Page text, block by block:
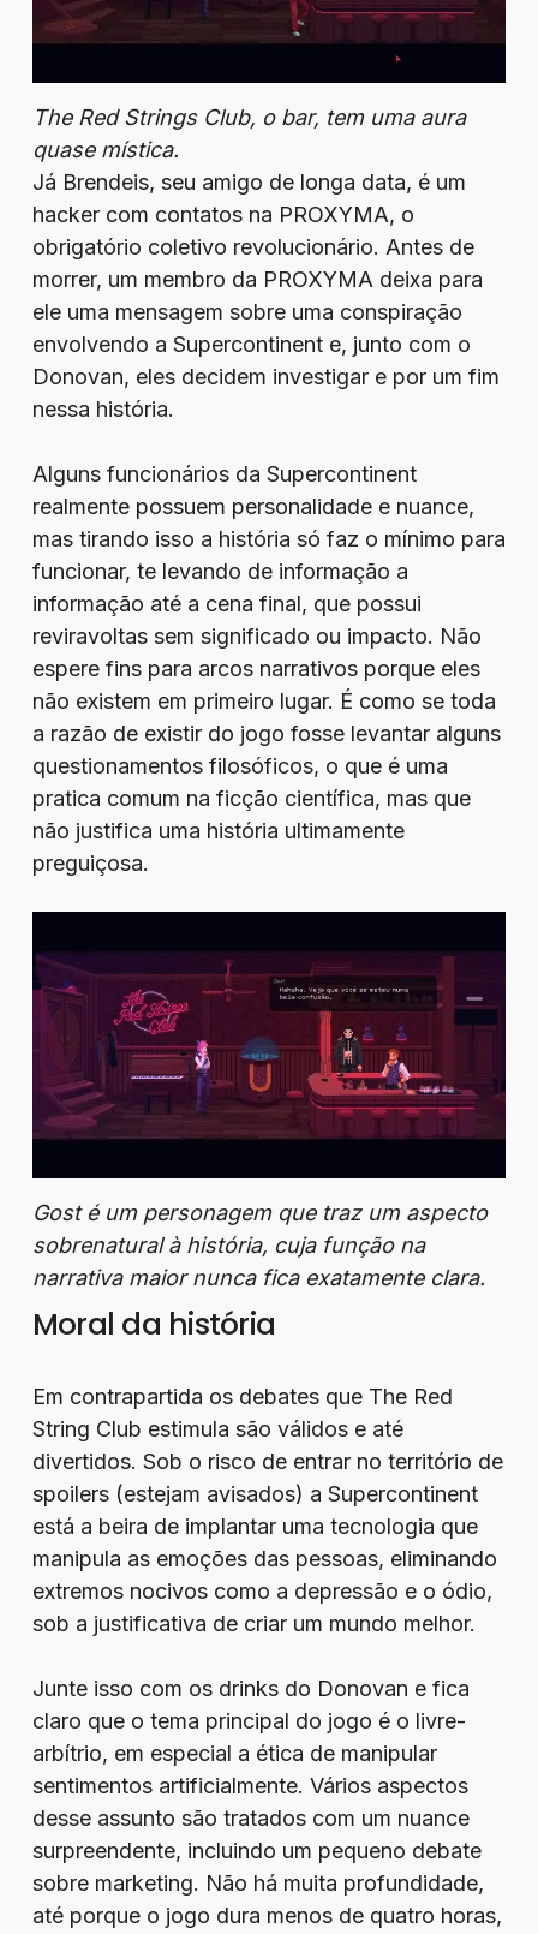
The Red Strings Club, o bar, tem uma aura
quase mística.
Já Brendeis, seu amigo de longa data, é um
hacker com contatos na PROXYMA, o
obrigatório coletivo revolucionário. Antes de
morrer, um membro da PROXYMA deixa para
ele uma mensagem sobre uma conspiração
envolvendo a Supercontinent e, junto com o
Donovan, eles decidem investigar e por um fim
nessa história.
Alguns funcionários da Supercontinent
realmente possuem personalidade e nuance,
mas tirando isso a história só faz o mínimo para
funcionar, te levando de informação a
informação até a cena final, que possui
reviravoltas sem significado ou impacto. Não
espere fins para arcos narrativos porque eles
não existem em primeiro lugar. É como se toda
a razão de existir do jogo fosse levantar alguns
questionamentos filosóficos, o que é uma
pratica comum na ficção científica, mas que
não justifica uma história ultimamente
preguiçosa.
Gost é um personagem que traz um aspecto
sobrenatural à história, cuja função na
narrativa maior nunca fica exatamente clara.
Moral da história
Em contrapartida os debates que The Red
String Club estimula são válidos e até
divertidos. Sob o risco de entrar no território de
spoilers (estejam avisados) a Supercontinent
está a beira de implantar uma tecnologia que
manipula as emoções das pessoas, eliminando
extremos nocivos como a depressão e o ódio,
sob a justificativa de criar um mundo melhor.
Junte isso com os drinks do Donovan e fica
claro que o tema principal do jogo é o livre-
arbítrio, em especial a ética de manipular
sentimentos artificialmente. Vários aspectos
desse assunto são tratados com um nuance
surpreendente, incluindo um pequeno debate
sobre marketing. Não há muita profundidade,
até porque o jogo dura menos de quatro horas,